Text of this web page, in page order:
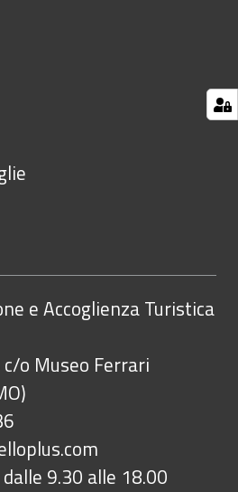
e Accoglienza Turistica
o Museo Ferrari
9.30 alle 18.00